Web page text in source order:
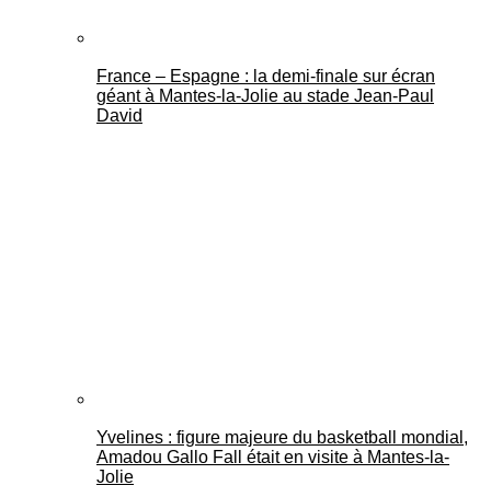
France – Espagne : la demi-finale sur écran
géant à Mantes-la-Jolie au stade Jean-Paul
David
Yvelines : figure majeure du basketball mondial,
Amadou Gallo Fall était en visite à Mantes-la-
Jolie